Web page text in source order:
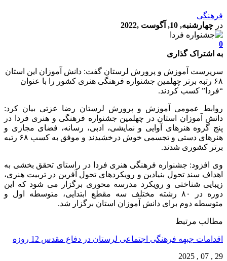
فرهنگی
در چهارشنبه, 10, آگوست ,2022
0
به اشتراک گذاری
سرپرست آموزش و پرورش لرستان گفت: دانش آموزان این استان
۶۸ رتبه برتر چهلمین جشنواره فرهنگی هنری کشور را با عنوان
“فردا” کسب کردند.
روابط عمومی آموزش و پرورش لرستان رضا عزتی بیان کرد:
دانش آموزان استان در چهلمین جشنواره فرهنگی و هنری فردا در
پنج گروه هنرهای آوایی و نمایشی، ادبی، رسانه، فضای مجازی و
هنرهای دستی و تجسمی خوش درخشیدند و موفق به کسب ۶۸ رتبه
برتر کشوری شدند.
وی افزود: جشنواره فرهنگی هنری فردا در راستای تحقق بخشی به
اهداف سند تحول بنیادین و رویکردهای تحول آفرین در تربیت هنری،
زیبایی شناختی و رویکرد مدرسه محوری برگزار می شود که این
دوره در ۸۰ رشته مختلف سه مقطع ابتدایی، متوسطه اول و
متوسطه دوم برای دانش آموزان استان برگزار شد.
مطالب مرتبط
اقدامات جبهه فرهنگی اجتماعی لرستان در دفاع مقدس 12 روزه
29 , 07 , 2025